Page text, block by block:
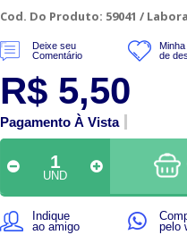
Cod. Do Produto: 59041 /
Deixe seu
Comentário
de
R$ 5,50
Pagamento À Vista
UND
Indique
ao amigo
pelo